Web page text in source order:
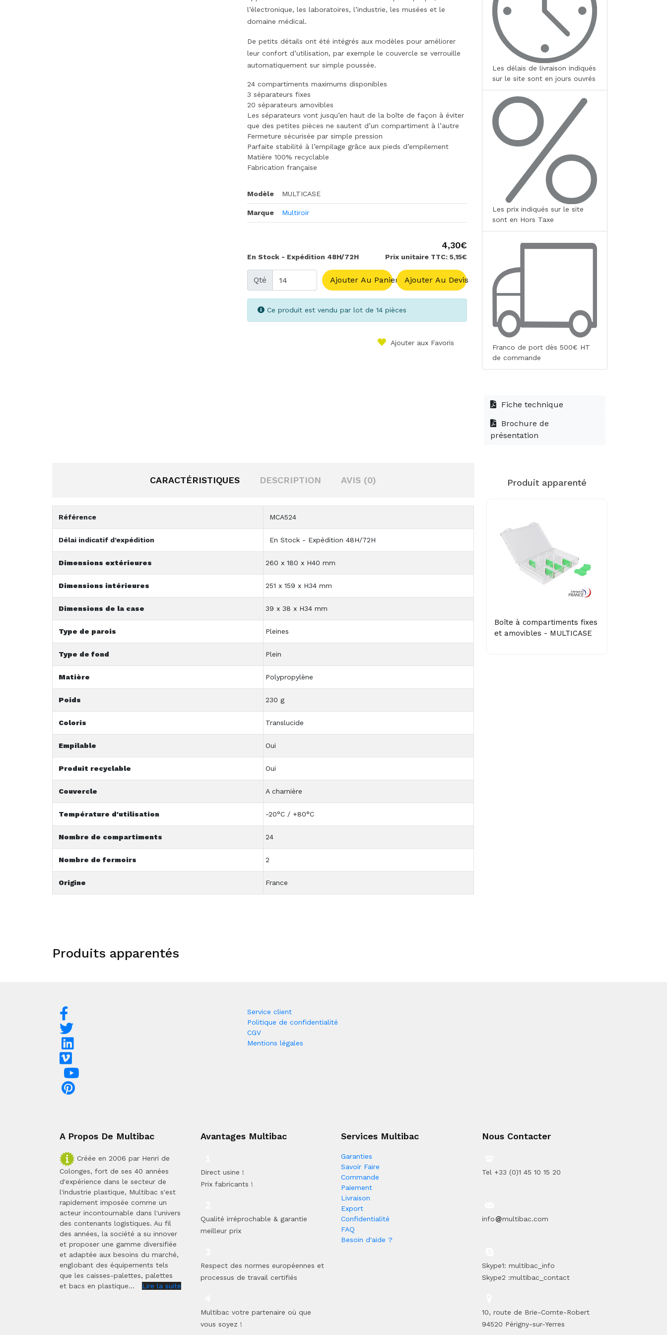
l’électronique, les laboratoires, l’industrie, les musées et le
domaine médical.
De petits détails ont été intégrés aux modèles pour améliorer
leur confort d’utilisation, par exemple le couvercle se verrouille
automatiquement sur simple poussée.
24 compartiments maximums disponibles
3 séparateurs fixes
20 séparateurs amovibles
Les séparateurs vont jusqu’en haut de la boîte de façon à éviter
que des petites pièces ne sautent d’un compartiment à l’autre
Fermeture sécurisée par simple pression
Parfaite stabilité à l’empilage grâce aux pieds d’empilement
Matière 100% recyclable
Fabrication française
Modèle MULTICASE
Marque Multiroir
En Stock - Expédition 48H/72H
4,30€
Prix unitaire TTC: 5,15€
Qté Ajouter Au Panier Ajouter Au Devis
Ce produit est vendu par lot de 14 pièces
Ajouter aux Favoris
Les délais de livraison indiqués
sur le site sont en jours ouvrés
Les prix indiqués sur le site
sont en Hors Taxe
Franco de port dès 500€ HT
de commande
Fiche technique
Brochure de
présentation
CARACTÉRISTIQUES DESCRIPTION AVIS (0)
Référence MCA524
Délai indicatif d’expédition En Stock - Expédition 48H/72H
Dimensions extérieures 260 x 180 x H40 mm
Dimensions intérieures 251 x 159 x H34 mm
Dimensions de la case 39 x 38 x H34 mm
Type de parois Pleines
Type de fond Plein
Matière Polypropylène
Poids 230 g
Coloris Translucide
Empilable Oui
Produit recyclable Oui
Couvercle A charnière
Température d'utilisation -20°C / +80°C
Nombre de compartiments 24
Nombre de fermoirs 2
Origine France
Produit apparenté
Boîte à compartiments fixes
et amovibles - MULTICASE
Produits apparentés
Service client
Politique de confidentialité
CGV
Mentions légales
A Propos De Multibac
Créée en 2006 par Henri de
Colonges, fort de ses 40 années
d'expérience dans le secteur de
l'industrie plastique, Multibac s'est
rapidement imposée comme un
acteur incontournable dans l'univers
des contenants logistiques. Au fil
des années, la société a su innover
et proposer une gamme diversifiée
et adaptée aux besoins du marché,
englobant des équipements tels
que les caisses-palettes, palettes
et bacs en plastique... Lire la suite
Avantages Multibac
Direct usine !
Prix fabricants !
Qualité irréprochable & garantie
meilleur prix
Respect des normes européennes et
processus de travail certifiés
Multibac votre partenaire où que
vous soyez !
Services Multibac
Garanties
Savoir Faire
Commande
Paiement
Livraison
Export
Confidentialité
FAQ
Besoin d'aide ?
Nous Contacter
Tel +33 (0)1 45 10 15 20
info multibac.com
Skype1: multibac_info
Skype2 :multibac_contact
10, route de Brie-Comte-Robert
94520 Périgny-sur-Yerres